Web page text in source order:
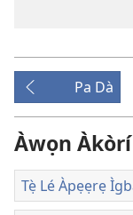
Pa Dà
Àwọn Àkòrí
Tẹ̀ Lé Àpẹẹrẹ